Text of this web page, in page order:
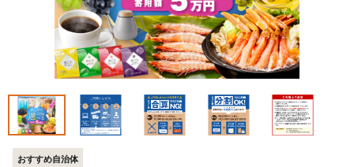
おすすめ自治体